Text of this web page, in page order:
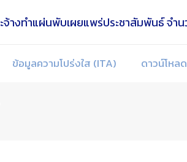
ข้อมูลความโปร่งใส (ITA) ดาวน์โหลด